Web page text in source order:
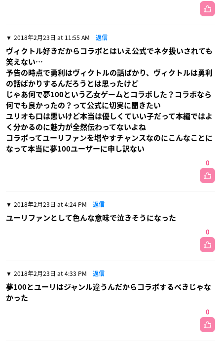
2018年2月23日 at 11:55 AM 返信
ヴィクトル好きだからコラボとはいえ公式でネタ扱いされても
笑えない…
予告の時点で勇利はヴィクトルの話ばかり、ヴィクトルは勇利
の話ばかりするんだろうとは思ったけど
じゃあ何で夢100という乙女ゲームとコラボした？コラボなら
何でも良かったの？って公式に切実に聞きたい
ユリオも口は悪いけど本当は優しくていい子だって本編ではよ
く分かるのに魅力が全然伝わってないよね
コラボってユーリファンを増やすチャンスなのにこんなことに
なって本当に夢100ユーザーに申し訳ない
0
2018年2月23日 at 4:24 PM 返信
ユーリファンとして色んな意味で泣きそうになった
0
2018年2月23日 at 4:33 PM 返信
夢100とユーリはジャンル違うんだからコラボするべきじゃな
かった
0